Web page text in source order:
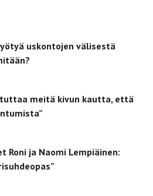
uskontojen välisestä
meitä kivun kautta, että
Roni ja Naomi Lempiäinen: